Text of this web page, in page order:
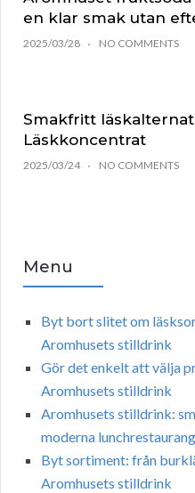
en klar smak utan
2025/03/28 NO COMMENTS
Smakfritt
Läskkoncentrat
2025/03/24 NO COMMENTS
Menu
Byt bort slitet om
Aromhusets stilldrink
Gör det enkelt att välja
Aromhusets stilldrink
Aromhusets stilldrink:
moderna
Byt sortiment: från
Aromhusets stilldrink